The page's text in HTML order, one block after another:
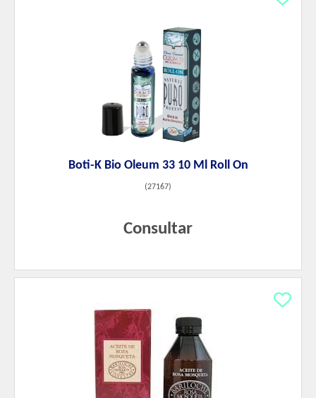
Boti-K Bio Oleum 33 10 Ml Roll On
(27167)
Consultar